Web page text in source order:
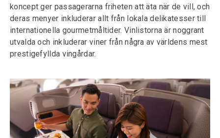
koncept ger passagerarna friheten att äta när de vill, och
deras menyer inkluderar allt från lokala delikatesser till
internationella gourmetmåltider. Vinlistorna är noggrant
utvalda och inkluderar viner från några av världens mest
prestigefyllda vingårdar.